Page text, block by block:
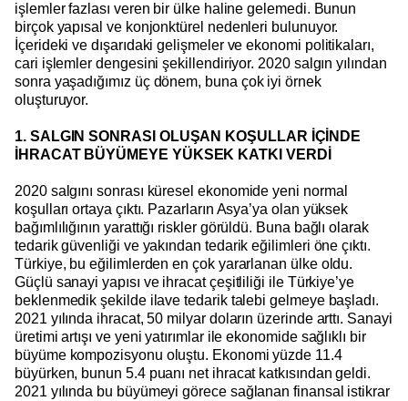
işlemler fazlası veren bir ülke haline gelemedi. Bunun
birçok yapısal ve konjonktürel nedenleri bulunuyor.
İçerideki ve dışarıdaki gelişmeler ve ekonomi politikaları,
cari işlemler dengesini şekillendiriyor. 2020 salgın yılından
sonra yaşadığımız üç dönem, buna çok iyi örnek
oluşturuyor.
1. SALGIN SONRASI OLUŞAN KOŞULLAR İÇİNDE
İHRACAT BÜYÜMEYE YÜKSEK KATKI VERDİ
2020 salgını sonrası küresel ekonomide yeni normal
koşulları ortaya çıktı. Pazarların Asya’ya olan yüksek
bağımlılığının yarattığı riskler görüldü. Buna bağlı olarak
tedarik güvenliği ve yakından tedarik eğilimleri öne çıktı.
Türkiye, bu eğilimlerden en çok yararlanan ülke oldu.
Güçlü sanayi yapısı ve ihracat çeşitliliği ile Türkiye’ye
beklenmedik şekilde ilave tedarik talebi gelmeye başladı.
2021 yılında ihracat, 50 milyar doların üzerinde arttı. Sanayi
üretimi artışı ve yeni yatırımlar ile ekonomide sağlıklı bir
büyüme kompozisyonu oluştu. Ekonomi yüzde 11.4
büyürken, bunun 5.4 puanı net ihracat katkısından geldi.
2021 yılında bu büyümeyi görece sağlanan finansal istikrar